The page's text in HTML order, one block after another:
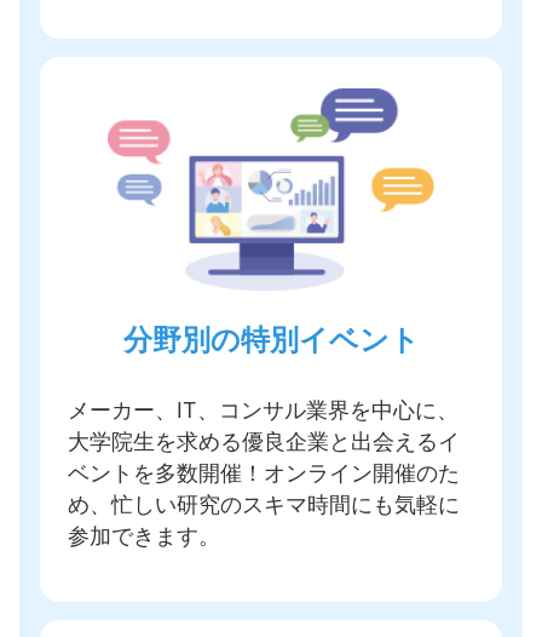
分野別の特別イベント
メーカー、IT、コンサル業界を中心に、
大学院生を求める優良企業と出会えるイ
ベントを多数開催 ！オンライン開催のた
め、忙しい研究のスキマ時間にも気軽に
参加できます。